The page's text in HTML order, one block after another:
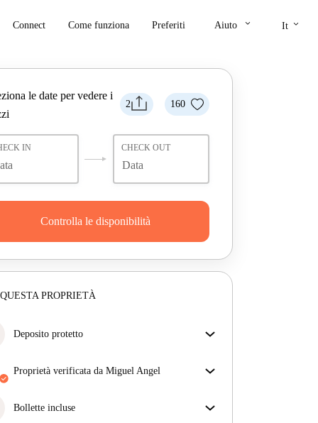
Connect Come funziona Preferiti Aiuto keyboard_arrow_down It keyboard_arrow_down
2 160
le date per vedere i
IN CHECK OUT
Controlla le disponibilità
PROPRIETÀ
Deposito protetto
restituisce il deposito, lo faremo noi.
Più informazioni
proprietà verificata da Miguel Angel
assicurarti di ricevere esattamente quello che vedi
Bollette incluse